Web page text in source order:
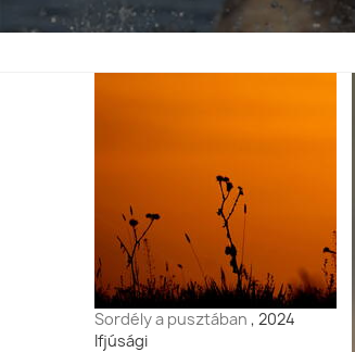
Sordély a pusztában , 2024
Ifjúsági